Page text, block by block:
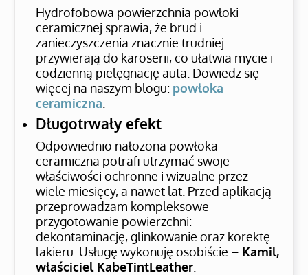
Hydrofobowa powierzchnia powłoki
ceramicznej sprawia, że brud i
zanieczyszczenia znacznie trudniej
przywierają do karoserii, co ułatwia mycie i
codzienną pielęgnację auta. Dowiedz się
więcej na naszym blogu: powłoka
ceramiczna
Długotrwały efekt
Odpowiednio nałożona powłoka
ceramiczna potrafi utrzymać swoje
właściwości ochronne i wizualne przez
wiele miesięcy, a nawet lat. Przed aplikacją
przeprowadzam kompleksowe
przygotowanie powierzchni:
dekontaminację, glinkowanie oraz korektę
lakieru. Usługę wykonuję osobiście – Kamil,
właściciel KabeTintLeather